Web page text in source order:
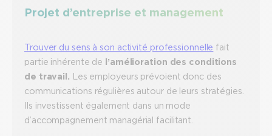
Projet d’entreprise et management
Trouver du sens à son activité professionnelle fait
partie inhérente de l’amélioration des conditions
de travail. Les employeurs prévoient donc des
communications régulières autour de leurs stratégies.
Ils investissent également dans un mode
d’accompagnement managérial facilitant.